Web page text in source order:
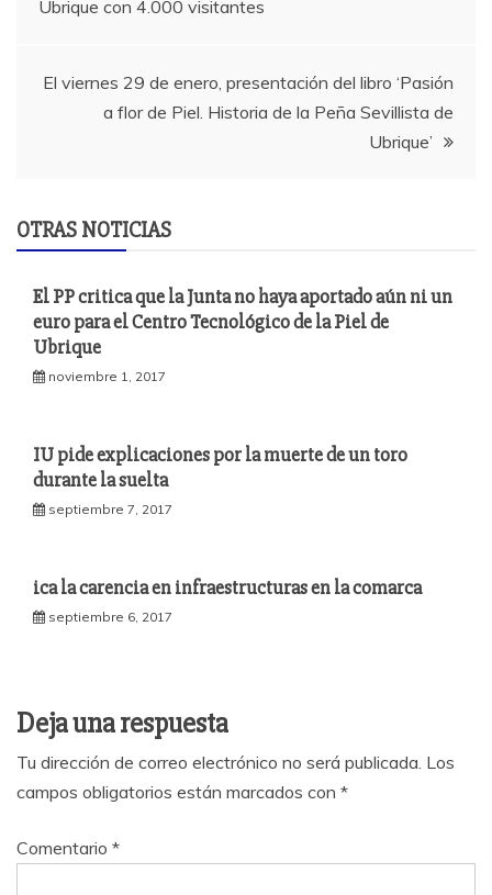
Ubrique con 4.000 visitantes
El viernes 29 de enero, presentación del libro ‘Pasión
a flor de Piel. Historia de la Peña Sevillista de
Ubrique’
OTRAS NOTICIAS
El PP critica que la Junta no haya aportado aún ni un
euro para el Centro Tecnológico de la Piel de
Ubrique
noviembre 1, 2017
IU pide explicaciones por la muerte de un toro
durante la suelta
septiembre 7, 2017
ica la carencia en infraestructuras en la comarca
septiembre 6, 2017
Deja una respuesta
Tu dirección de correo electrónico no será publicada. Los
campos obligatorios están marcados con *
Comentario *